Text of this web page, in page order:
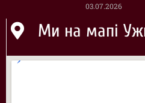
03.07.2026
Ми на мапі